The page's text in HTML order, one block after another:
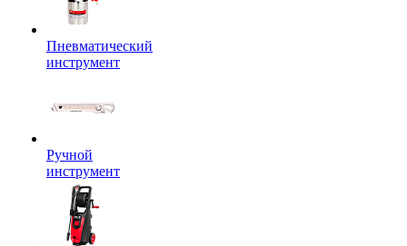
Пневматический
инструмент
Ручной
инструмент